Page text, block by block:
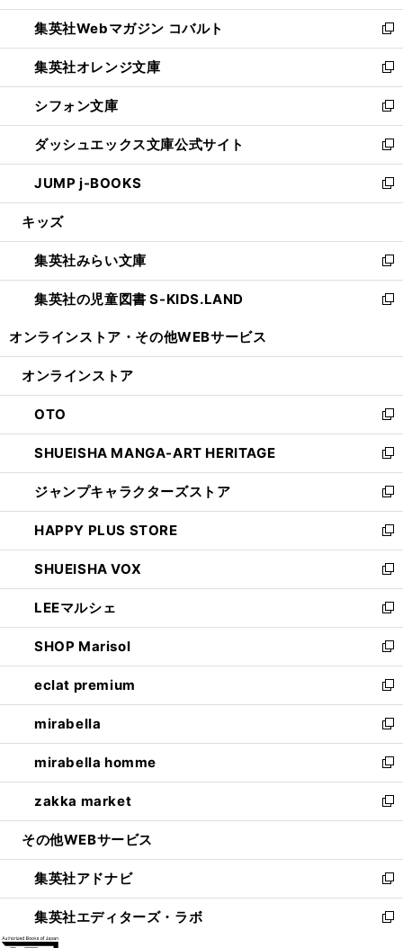
開
く
ウ
で
開
く
ン
ド
ウ
で
開
く
ウ
ィ
ン
ド
ウ
で
開
く
集英社Webマガジン コバルト
新
し
い
ウ
ィ
ン
ド
ウ
で
開
集英社オレンジ文庫
新
し
い
ウ
ィ
ン
ド
ウ
開
く
シフォン文庫
新
し
い
ウ
ィ
ン
ウ
で
開
く
ダッシュエックス文庫公式サイト
新
し
い
ウ
ン
ド
ウ
で
JUMP j-BOOKS
新
し
ウ
ィ
ン
ド
開
キッズ
集英社みらい文庫
新
し
い
ン
ウ
で
開
く
集英社の児童図書 S-KIDS.LAND
新
ウ
ン
ド
ウ
で
開
く
オンラインストア・ その他WEBサービス
オンラインストア
OTO
新
し
い
ウ
ィ
ン
ド
ウ
で
開
く
SHUEISHA MANGA-ART HERITAGE
新
し
い
ウ
ィ
ン
ド
ウ
で
開
く
ジャンプキャラクターズストア
新
し
い
ウ
ィ
ン
ド
ウ
で
開
く
HAPPY PLUS STORE
新
し
い
ウ
ィ
ン
ド
ウ
で
開
く
SHUEISHA VOX
新
し
い
ウ
ィ
ン
ド
ウ
で
開
く
LEEマルシェ
新
し
い
ウ
ィ
ン
ド
ウ
で
開
く
SHOP Marisol
新
し
い
ウ
ィ
ン
ド
ウ
で
開
eclat premium
新
し
い
ウ
ィ
ン
ド
ウ
開
く
mirabella
新
し
い
ウ
ィ
ン
ウ
で
開
く
mirabella homme
新
し
い
ウ
ン
ド
ウ
で
zakka market
新
し
ウ
ィ
ン
ド
その他WEBサービス
集英社アドナビ
新
し
い
集英社エディターズ・ラボ
新